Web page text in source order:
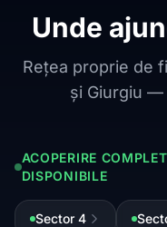
Unde
Rețea proprie de
și Giurgiu —
ACOPERIRE
DISPONIBILE
Sector 4